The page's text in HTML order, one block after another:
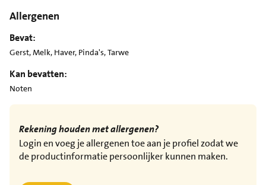
Allergenen
Bevat:
Gerst, Melk, Haver, Pinda's, Tarwe
Kan bevatten:
Noten
Rekening houden met allergenen?
Login en voeg je allergenen toe aan je profiel zodat we
de productinformatie persoonlijker kunnen maken.